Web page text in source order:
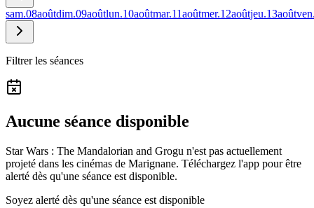
sam.08aoûtdim.09aoûtlun.10aoûtmar.11aoûtmer.12aoûtjeu.13août
Filtrer les séances
Aucune séance disponible
Star Wars : The Mandalorian and Grogu n'est pas actuellement
projeté dans les cinémas de Marignane. Téléchargez l'app pour être
alerté dès qu'une séance est disponible.
Soyez alerté dès qu'une séance est disponible